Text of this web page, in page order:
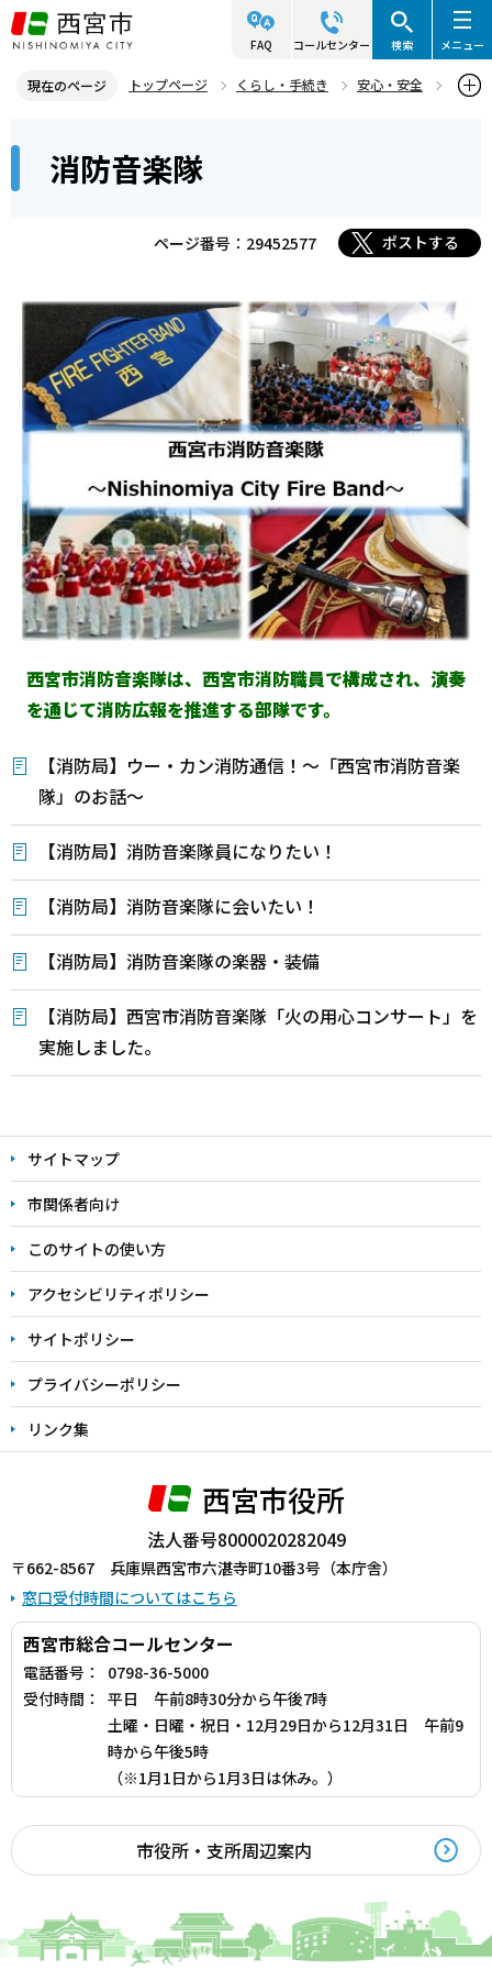
こ
の
ジ
先
FAQ コールセンター 検索 メニュー
現在のページ トップページ くらし・手続き
安心・安全
こ
消防音楽隊
ページ番号：29452577 ポストする
西宮市消防音楽隊は、西宮市消防職員で構成され、演奏
を通じて消防広報を推進する部隊です。
【消防局】ウー・カン消防通信！～「西宮市消防音楽
隊」のお話～
【消防局】消防音楽隊員になりたい！
【消防局】消防音楽隊に会いたい！
【消防局】消防音楽隊の楽器・装備
【消防局】西宮市消防音楽隊「火の用心コンサート」を
実施しました。
文
こ
こ
ま
で
サイトマップ
市関係者向け
このサイトの使い方
アクセシビリティポリシー
サイトポリシー
プライバシーポリシー
リンク集
西宮市役所
法人番号8000020282049
〒662-8567 兵庫県西宮市六湛寺町10番3号（本庁舎）
窓口受付時間についてはこちら
西宮市総合コールセンター
電話番号：
0798-36-5000
受付時間：
平日 午前8時30分から午後7時
土曜・日曜・祝日・12月29日から12月31日 午前9
時から午後5時
（※1月1日から1月3日は休み。）
市役所・支所周辺案内